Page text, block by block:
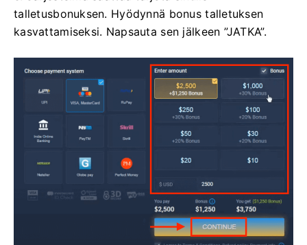
talletusbonuksen. Hyödynnä bonus talletuksen
kasvattamiseksi. Napsauta sen jälkeen ”JATKA”.